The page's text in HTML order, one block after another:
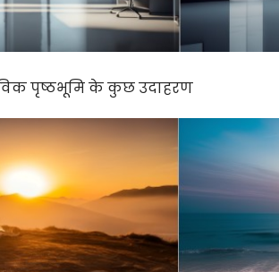
पृष्ठभूमि के कुछ उदाहरण